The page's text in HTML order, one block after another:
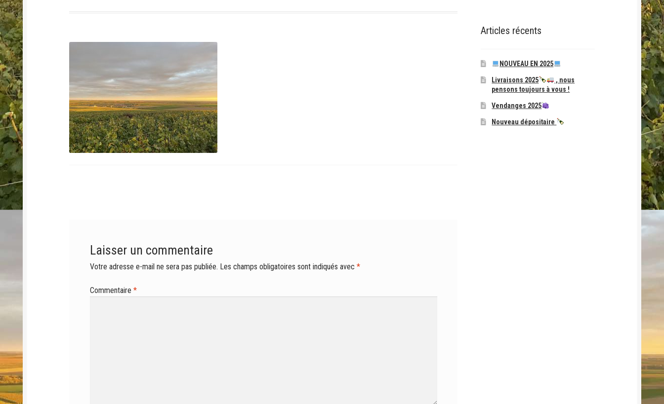
Laisser un commentaire
Votre adresse e-mail ne sera pas publiée. Les champs obligatoires sont indiqués avec *
Commentaire *
Articles récents
NOUVEAU EN 2025
Livraisons 2025
, nous
pensons toujours à vous !
Vendanges 2025
Nouveau dépositaire